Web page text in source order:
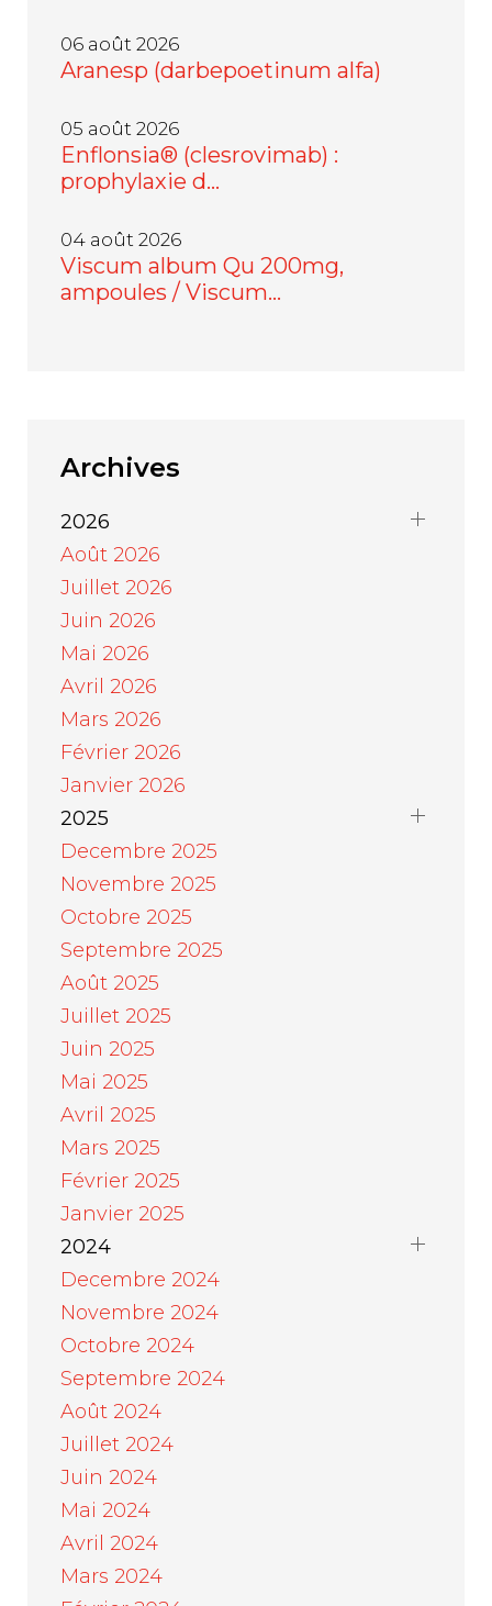
06 août 2026
Aranesp (darbepoetinum alfa)
05 août 2026
Enflonsia® (clesrovimab) :
prophylaxie d…
04 août 2026
Viscum album Qu 200mg,
ampoules / Viscum…
Archives
2026
Août 2026
Juillet 2026
Juin 2026
Mai 2026
Avril 2026
Mars 2026
Février 2026
Janvier 2026
2025
Decembre 2025
Novembre 2025
Octobre 2025
Septembre 2025
Août 2025
Juillet 2025
Juin 2025
Mai 2025
Avril 2025
Mars 2025
Février 2025
Janvier 2025
2024
Decembre 2024
Novembre 2024
Octobre 2024
Septembre 2024
Août 2024
Juillet 2024
Juin 2024
Mai 2024
Avril 2024
Mars 2024